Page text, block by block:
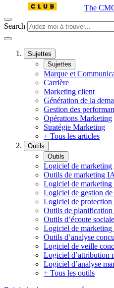
The
Search
Sujettes
Sujettes
Marque et
Carrière
Marketing client
Génération de la
Gestion des
Opérations Marketing
Stratégie Marketing
+ Tous les articles
Outils
Outils
Logiciel de marketing
Outils de marketing IA
Logiciel de marketing
Logiciel de gestion de
Logiciel de protection
Outils de planification
Outils d’écoute sociale
Logiciel de marketing
Outils d’analyse
Logiciel de veille
Logiciel d’attribution
Logiciel d’analyse
+ Tous les outils